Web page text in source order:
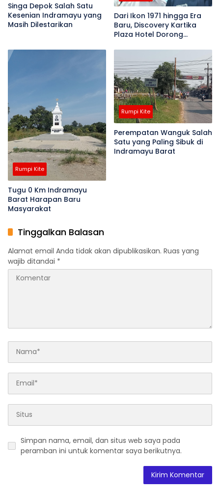
Singa Depok Salah Satu
Kesenian Indramayu yang
Masih Dilestarikan
Dari Ikon 1971 hingga Era
Baru, Discovery Kartika
Plaza Hotel Dorong
Rumpi Kite
Tugu 0 Km Indramayu
Barat Harapan Baru
Masyarakat
Rumpi Kite
Perempatan Wanguk Salah
Satu yang Paling Sibuk di
Indramayu Barat
Tinggalkan Balasan
Alamat email Anda tidak akan dipublikasikan. Ruas yang
wajib ditandai *
Simpan nama, email, dan situs web saya pada
peramban ini untuk komentar saya berikutnya.